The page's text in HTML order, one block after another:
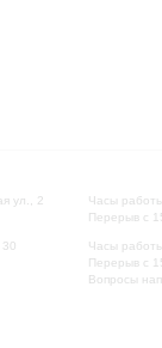
ул., 2
30
Часы
Перерыв с
Часы
Перерыв с
Вопросы